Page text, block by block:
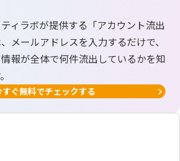
ィラボが提供する「アカウント流出
メールアドレスを入力するだけで、
報が全体で何件流出しているかを知
すぐ無料でチェックする